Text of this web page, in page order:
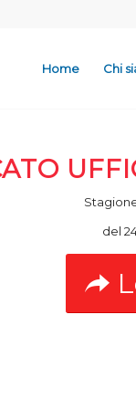
Home Chi
del